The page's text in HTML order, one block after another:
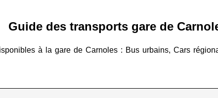
Guide des transports gare de
à la gare de Carnoles : Bus urbains, Cars